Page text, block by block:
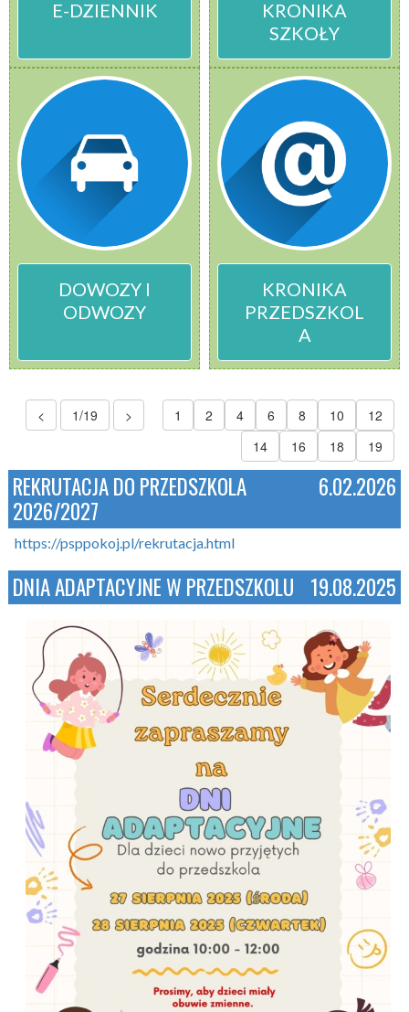
E-DZIENNIK
KRONIKA
SZKOŁY
DOWOZY I
ODWOZY
KRONIKA
PRZEDSZKOL
A
< 1/19 > 1 2 4 6 8 10
12
14
16 18 19
REKRUTACJA DO PRZEDSZKOLA
2026/2027
6.02.2026
https://psppokoj.pl/rekrutacja.html
DNIA ADAPTACYJNE W PRZEDSZKOLU 19.08.2025